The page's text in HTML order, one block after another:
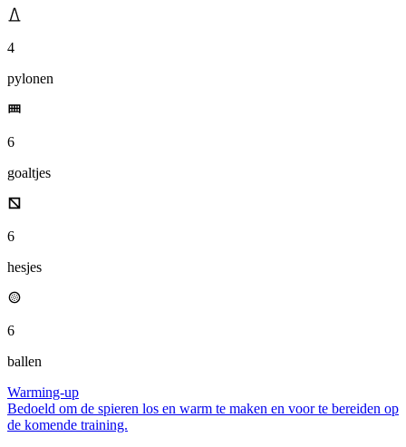
4
pylonen
6
goaltjes
6
hesjes
6
ballen
Warming-up
Bedoeld om de spieren los en warm te maken en voor te bereiden op
de komende training.